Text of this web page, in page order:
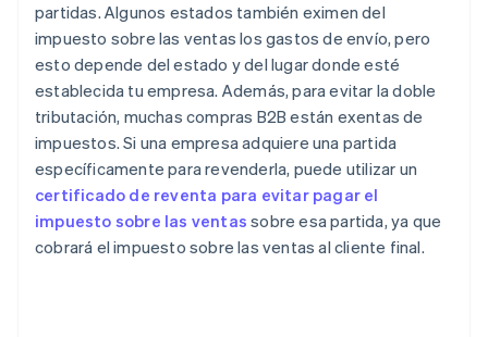
partidas. Algunos estados también eximen del
impuesto sobre las ventas los gastos de envío, pero
esto depende del estado y del lugar donde esté
establecida tu empresa. Además, para evitar la doble
tributación, muchas compras B2B están exentas de
impuestos. Si una empresa adquiere una partida
específicamente para revenderla, puede utilizar un
certificado de reventa para evitar pagar el
impuesto sobre las ventas sobre esa partida, ya que
cobrará el impuesto sobre las ventas al cliente final.